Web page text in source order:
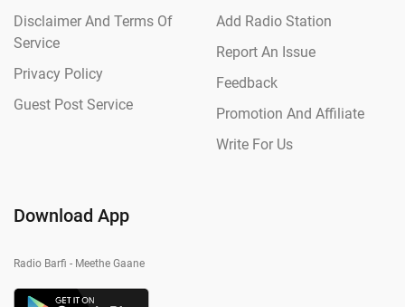
Disclaimer And Terms Of
Service
Privacy Policy
Guest Post Service
Add Radio Station
Report An Issue
Feedback
Promotion And Affiliate
Write For Us
Download App
Radio Barfi - Meethe Gaane